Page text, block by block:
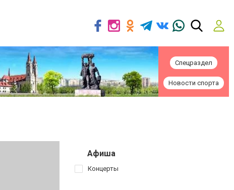
Спецраздел
Новости спорта
Афиша
Концерты